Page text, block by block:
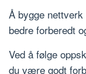
Å bygge
bedre forberedt
Ved å følge
du være godt